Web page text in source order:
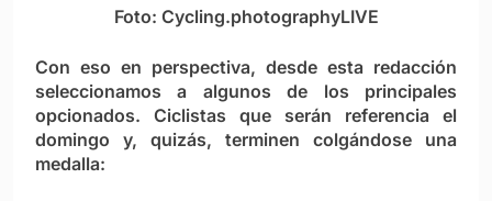
Foto: Cycling.photographyLIVE
Con eso en perspectiva, desde esta redacción
seleccionamos a algunos de los principales
opcionados. Ciclistas que serán referencia el
domingo y, quizás, terminen colgándose una
medalla: